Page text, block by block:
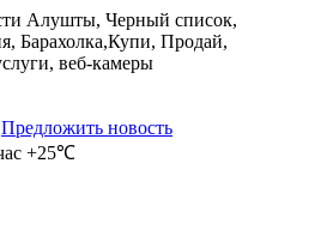
Предложить новость
+25℃